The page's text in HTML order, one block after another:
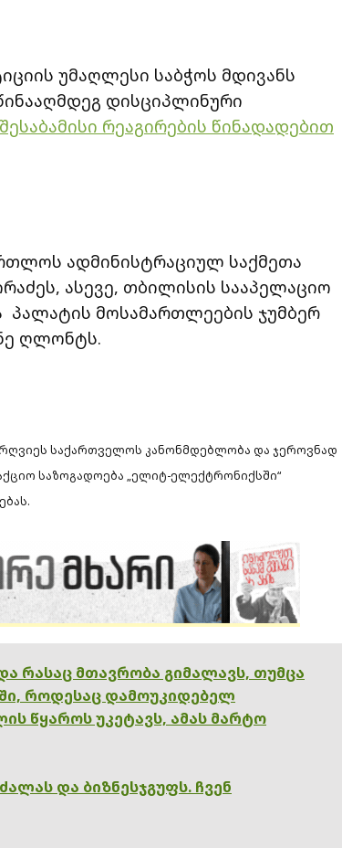
უმაღლესი საბჭოს მდივანს
დისციპლინური
რეაგირების წინადადებით
ადმინისტრაციულ საქმეთა
ასევე, თბილისის სააპელაციო
მოსამართლეების ჯუმბერ
ღლონტს.
საქართველოს კანონმდებლობა და ჯეროვნად
საზოგადოება „ელიტ-ელექტრონიქსში“
რასაც მთავრობა გიმალავს, თუმცა
როდესაც დამოუკიდებელ
წყაროს უკეტავს, ამას მარტო
და ბიზნესჯგუფს. ჩვენ